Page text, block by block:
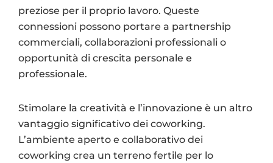
preziose per il proprio lavoro. Queste
connessioni possono portare a partnership
commerciali, collaborazioni professionali o
opportunità di crescita personale e
professionale.
Stimolare la creatività e l’innovazione è un altro
vantaggio significativo dei coworking.
L’ambiente aperto e collaborativo dei
coworking crea un terreno fertile per lo